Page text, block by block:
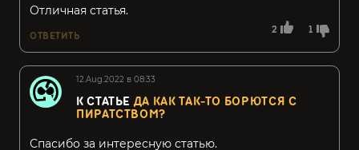
2 1
Отличная статья.
ОТВЕТИТЬ
12.Aug.2022 в 08:33
К СТАТЬЕДА КАК ТАК-ТО БОРЮТСЯ С
ПИРАТСТВОМ?
Спасибо за интересную статью.